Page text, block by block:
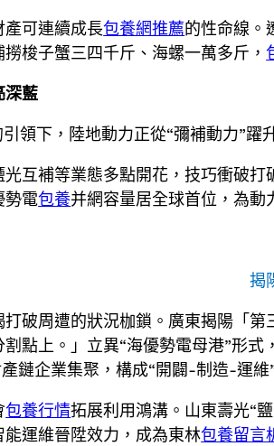
產可連續成長包養網推薦的性命線。
梭子蟹三四千斤、海螺一萬多斤，
深藍
領下，陸地動力正從“彌補動力”躍
光互補等業態多點開花，技巧衝破
勢電包養并網容量居全球首位，為動
揭
打破周遭的狀況枷鎖。廣東揭陽「
點上。」立異“海優勢電母港”形
鏈企業集聚，構成“開闢-制造-運維
包養行情拓展利用鴻溝。山東壽光“
運維晉陞效力，成為東林包養留言